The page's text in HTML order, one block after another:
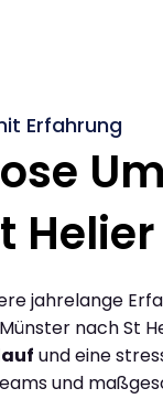
Erfahrung
Helier
jahrelange
nach St
und eine
und